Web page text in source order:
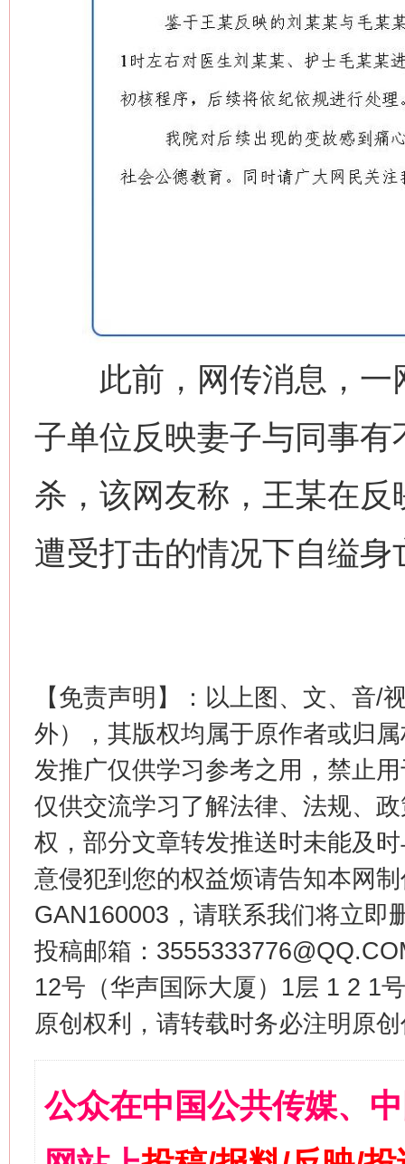
此前，网传消息，一
子单位反映妻子与同事
杀，该网友称，王某在
遭受打击的情况下自缢身
【免责声明】：以上图、文、音/
外），其版权均属于原作者或归
发推广仅供学习参考之用，禁止
仅供交流学习了解法律、法规、
权，部分文章转发推送时未能及
意侵犯到您的权益烦请告知本网
GAN160003，请联系我们将立即
投稿邮箱：
12号（华声国际大厦）1层 1 2 1
原创权利，请转载时务必注明原
公众在中国公共传媒、